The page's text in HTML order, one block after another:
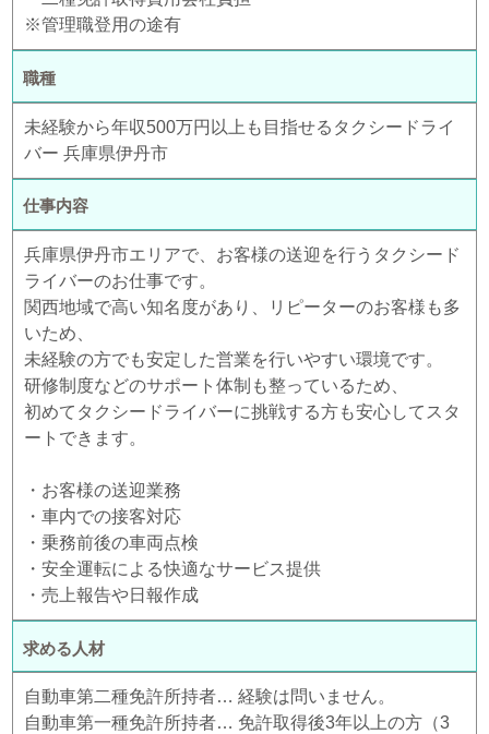
※管理職登用の途有
職種
未経験から年収500万円以上も目指せるタクシードライ
バー 兵庫県伊丹市
仕事内容
兵庫県伊丹市エリアで、お客様の送迎を行うタクシード
ライバーのお仕事です。
関西地域で高い知名度があり、リピーターのお客様も多
いため、
未経験の方でも安定した営業を行いやすい環境です。
研修制度などのサポート体制も整っているため、
初めてタクシードライバーに挑戦する方も安心してスタ
ートできます。
・お客様の送迎業務
・車内での接客対応
・乗務前後の車両点検
・安全運転による快適なサービス提供
・売上報告や日報作成
求める人材
自動車第二種免許所持者… 経験は問いません。
自動車第一種免許所持者… 免許取得後3年以上の方（3